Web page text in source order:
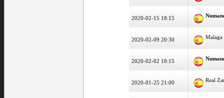
2020-02-15 18:15
2020-02-09 20:30
2020-02-02 18:15
2020-01-25 21:00 Real